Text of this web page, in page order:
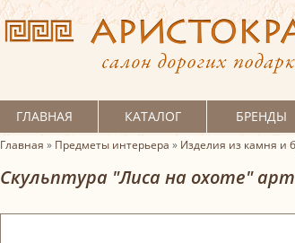
ГЛАВНАЯ КАТАЛОГ БРЕНДЫ
Главная » Предметы интерьера » Изделия из камня и
Скульптура "Лиса на охоте"